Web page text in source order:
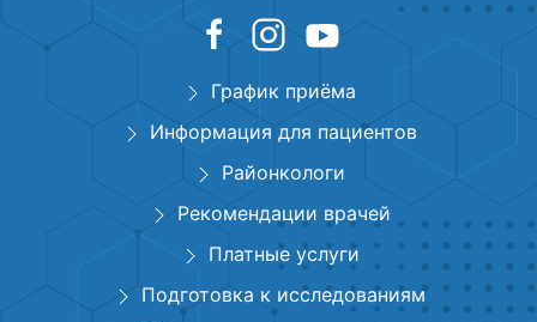
График приёма
Информация для пациентов
Районкологи
Рекомендации врачей
Платные услуги
Подготовка к исследованиям